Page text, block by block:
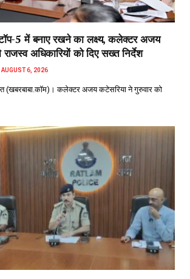
5 में बनाए रखने का लक्ष्य, कलेक्टर अजय
अधिकारियों को दिए सख्त निर्देश
AUGUST 6, 2026
(खबरबाबा.कॉम)। कलेक्टर अजय कटेसरिया ने गुरुवार को